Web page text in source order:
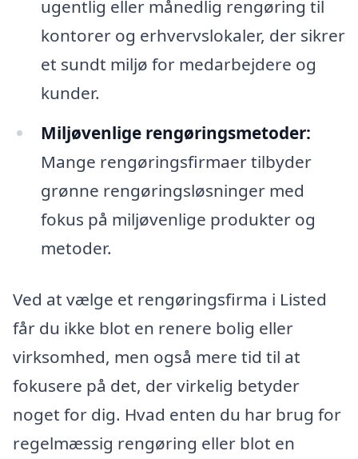
ugentlig eller månedlig rengøring til
kontorer og erhvervslokaler, der sikrer
et sundt miljø for medarbejdere og
kunder.
Miljøvenlige rengøringsmetoder:
Mange rengøringsfirmaer tilbyder
grønne rengøringsløsninger med
fokus på miljøvenlige produkter og
metoder.
Ved at vælge et rengøringsfirma i Listed
får du ikke blot en renere bolig eller
virksomhed, men også mere tid til at
fokusere på det, der virkelig betyder
noget for dig. Hvad enten du har brug for
regelmæssig rengøring eller blot en